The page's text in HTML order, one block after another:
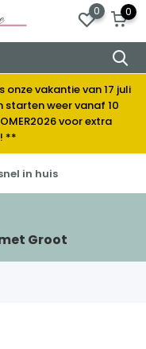
0 0
onze vakantie van 17 juli
starten weer vanaf 10
voor extra
**
in huis
Groot